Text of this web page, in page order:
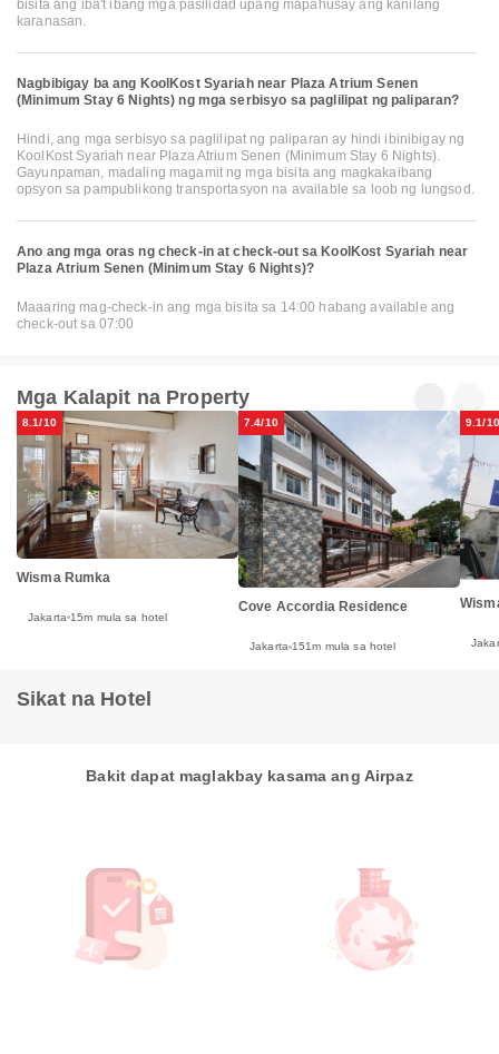
bisita ang iba't ibang mga pasilidad upang mapahusay ang kanilang
karanasan.
Nagbibigay ba ang KoolKost Syariah near Plaza Atrium Senen
(Minimum Stay 6 Nights) ng mga serbisyo sa paglilipat ng paliparan?
Hindi, ang mga serbisyo sa paglilipat ng paliparan ay hindi ibinibigay ng
KoolKost Syariah near Plaza Atrium Senen (Minimum Stay 6 Nights).
Gayunpaman, madaling magamit ng mga bisita ang magkakaibang
opsyon sa pampublikong transportasyon na available sa loob ng lungsod.
Ano ang mga oras ng check-in at check-out sa KoolKost Syariah near
Plaza Atrium Senen (Minimum Stay 6 Nights)?
Maaaring mag-check-in ang mga bisita sa 14:00 habang available ang
check-out sa 07:00
Mga Kalapit na Property
8.1/10
Wisma Rumka
Jakarta 15m mula sa hotel
7.4/10
Cove Accordia Residence
Jakarta 151m mula sa hotel
9.1/10
Sikat na Hotel
Bakit dapat maglakbay kasama ang Airpaz